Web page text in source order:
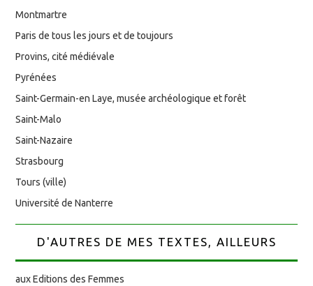
Montmartre
Paris de tous les jours et de toujours
Provins, cité médiévale
Pyrénées
Saint-Germain-en Laye, musée archéologique et forêt
Saint-Malo
Saint-Nazaire
Strasbourg
Tours (ville)
Université de Nanterre
D'AUTRES DE MES TEXTES, AILLEURS
aux Editions des Femmes